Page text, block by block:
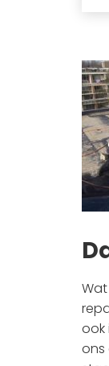
ook
ons